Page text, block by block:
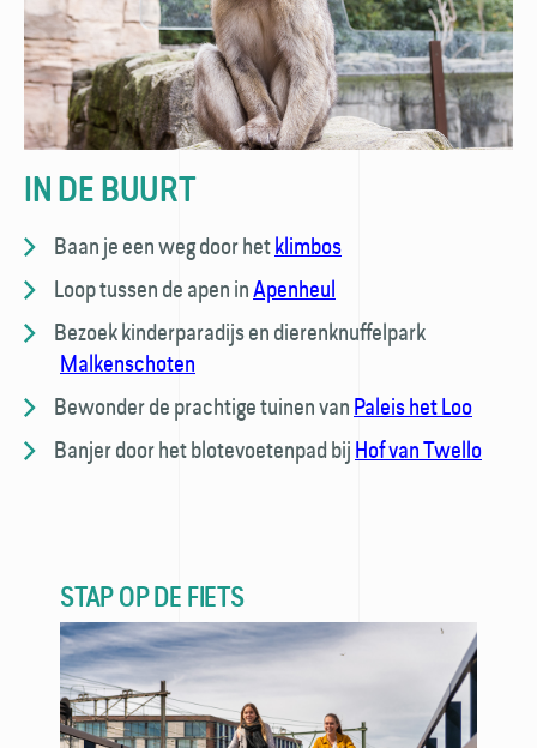
IN DE BUURT
Baan je een weg door hetklimbos
Loop tussen de apen inApenheul
Bezoek kinderparadijs en dierenknuffelpark
Malkenschoten
Bewonder de prachtige tuinen vanPaleis het Loo
Banjer door het blotevoetenpad bijHof van Twello
STAP OP DE FIETS